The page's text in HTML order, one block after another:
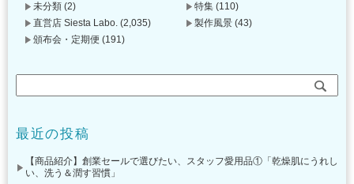
未分類 (2) 特集 (110)
直営店 Siesta Labo. (2,035) 製作風景 (43)
頒布会・定期便 (191)
最近の投稿
【商品紹介】創業セールで選びたい、スタッフ愛用品①「乾燥肌にうれし
い、洗う＆潤す習慣」